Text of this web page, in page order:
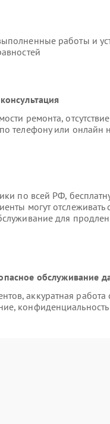
работы и
ремонта,
телефону или онлайн
по всей РФ,
могут отслеживать
для
обслуживание
аккуратная работа
конфиденциальность